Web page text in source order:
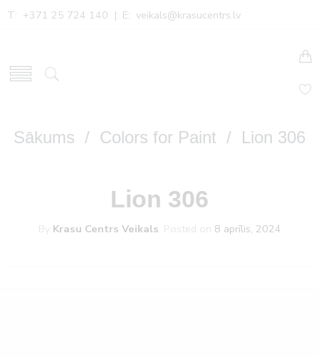
T: +371 25 724 140 | E: veikals@krasucentrs.lv
Sākums / Colors for Paint / Lion 306
Lion 306
By Krasu Centrs Veikals Posted on 8 aprīlis, 2024